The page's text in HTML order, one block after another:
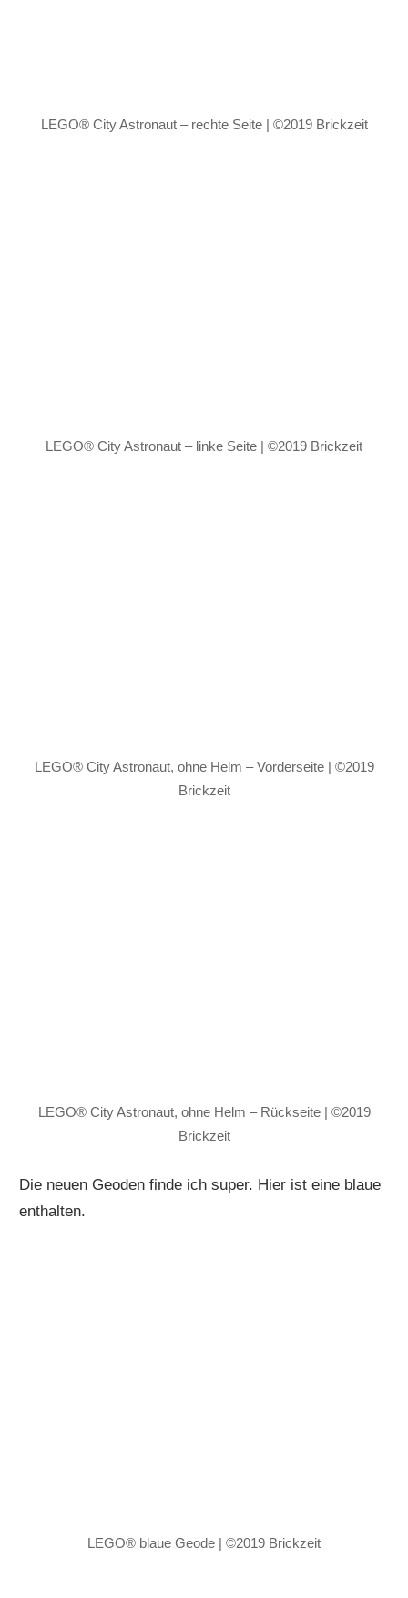
LEGO® City Astronaut – rechte Seite | ©2019 Brickzeit
LEGO® City Astronaut – linke Seite | ©2019 Brickzeit
LEGO® City Astronaut, ohne Helm – Vorderseite | ©2019
Brickzeit
LEGO® City Astronaut, ohne Helm – Rückseite | ©2019
Brickzeit
Die neuen Geoden finde ich super. Hier ist eine blaue
enthalten.
LEGO® blaue Geode | ©2019 Brickzeit